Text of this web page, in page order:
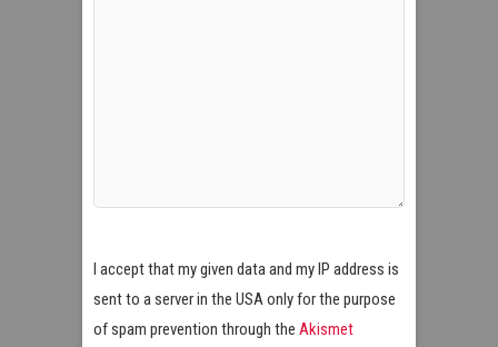
I accept that my given data and my IP address is
sent to a server in the USA only for the purpose
of spam prevention through the Akismet